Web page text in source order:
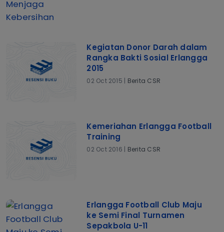
Kegiatan Donor Darah dalam
Rangka Bakti Sosial Erlangga
2015
02 Oct 2015 | Berita CSR
Kemeriahan Erlangga Football
Training
02 Oct 2016 | Berita CSR
Erlangga Football Club Maju
ke Semi Final Turnamen
Sepakbola U-11